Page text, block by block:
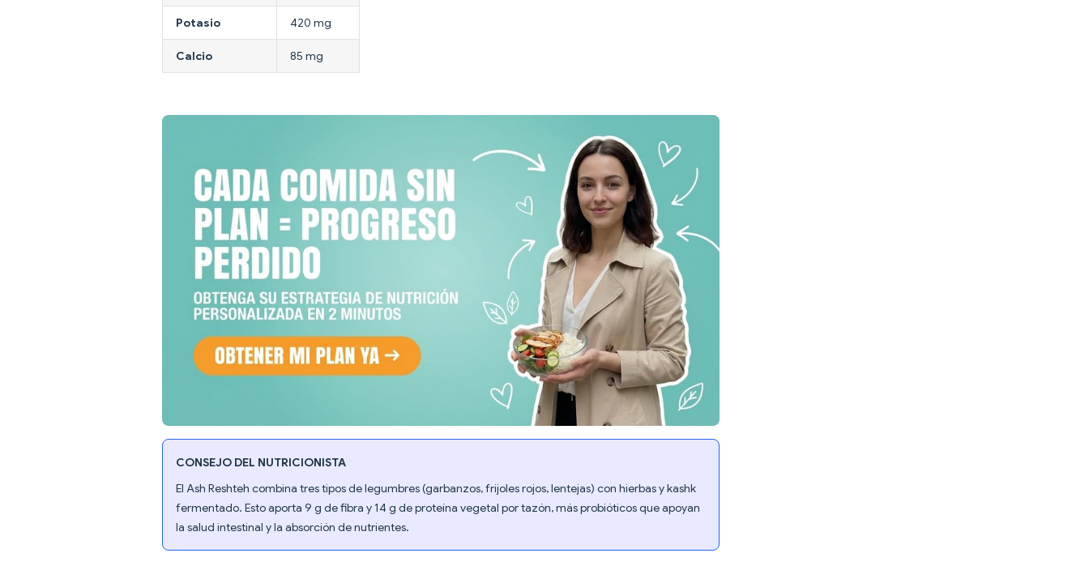
Potasio 420 mg
Calcio 85 mg
CONSEJO DEL NUTRICIONISTA
El Ash Reshteh combina tres tipos de legumbres (garbanzos, frijoles rojos, lentejas) con hierbas y kashk
fermentado. Esto aporta 9 g de fibra y 14 g de proteína vegetal por tazón, más probióticos que apoyan
la salud intestinal y la absorción de nutrientes.